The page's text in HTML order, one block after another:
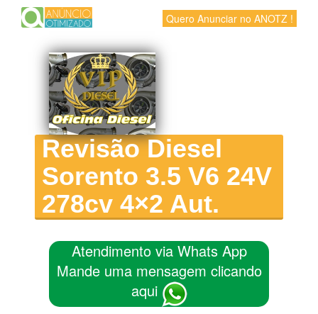
Quero Anunciar no ANOTZ !
Revisão Diesel
Sorento 3.5 V6 24V
278cv 4×2 Aut.
Atendimento via Whats App
Mande uma mensagem clicando
aqui